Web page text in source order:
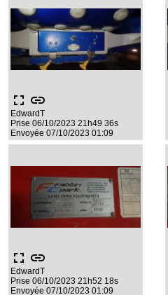
fullscreen link
EdwardT
Prise 06/10/2023 21h49 36s
Envoyée 07/10/2023 01:09
fullscreen link
EdwardT
Prise 06/10/2023 21h52 18s
Envoyée 07/10/2023 01:09